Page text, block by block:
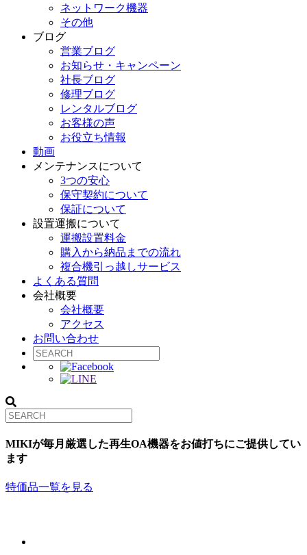
ネットワーク機器
その他
ブログ
営業ブログ
お知らせ・キャンペーン
社長ブログ
修理ブログ
レンタルブログ
お客様の声
お役立ち情報
動画
メンテナンスについて
3つの安心
保守契約について
保証について
設置運搬について
運搬設置料金
購入から納品までの流れ
複合機引っ越しサービス
よくある質問
会社概要
会社概要
アクセス
お問い合わせ
MIKIが毎月厳選した再生OA機器をお値打ちにご提供してい
ます
特価品一覧を見る